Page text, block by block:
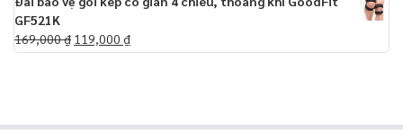
GF521K
169,000₫ 119,000 ₫